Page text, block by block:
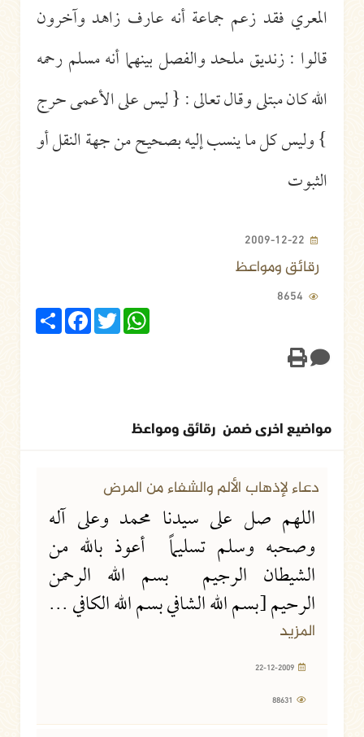
المعري فقد زعم جماعة أنه عارف زاهد وآخرون
قالوا : زنديق ملحد والفصل بينهما أنه مسلم رحمه
الله كان مبتلى وقال تعالى : { ليس على الأعمى حرج
} وليس كل ما ينسب إليه بصحيح من جهة النقل أو
الثبوت
2009-12-22
رقائق ومواعظ
8654
Share
FacebookTwitter
WhatsApp
مواضيع اخرى ضمن رقائق ومواعظ
دعاء لإذهاب الألم والشفاء من المرض
اللهم صل على سيدنا محمد وعلى آله
وصحبه وسلم تسليماً أعوذ بالله من
الشيطان الرجيم بسم الله الرحمن
الرحيم [بسم الله الشافي بسم الله الكافي ...
المزيد